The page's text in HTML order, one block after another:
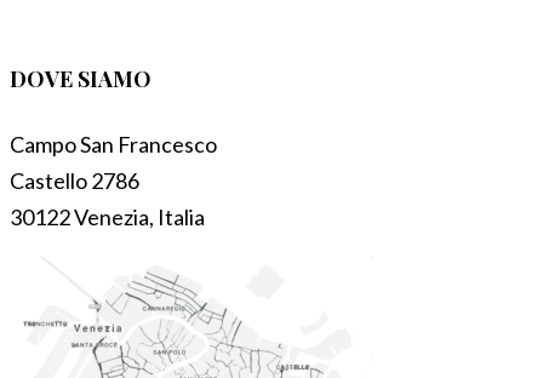
DOVE SIAMO
Campo San Francesco
Castello 2786
30122 Venezia, Italia